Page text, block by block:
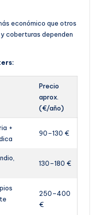
económico que otros
coberturas dependen
Precio
aprox.
(€/año)
+
90–130 €
130–180 €
250–400
€